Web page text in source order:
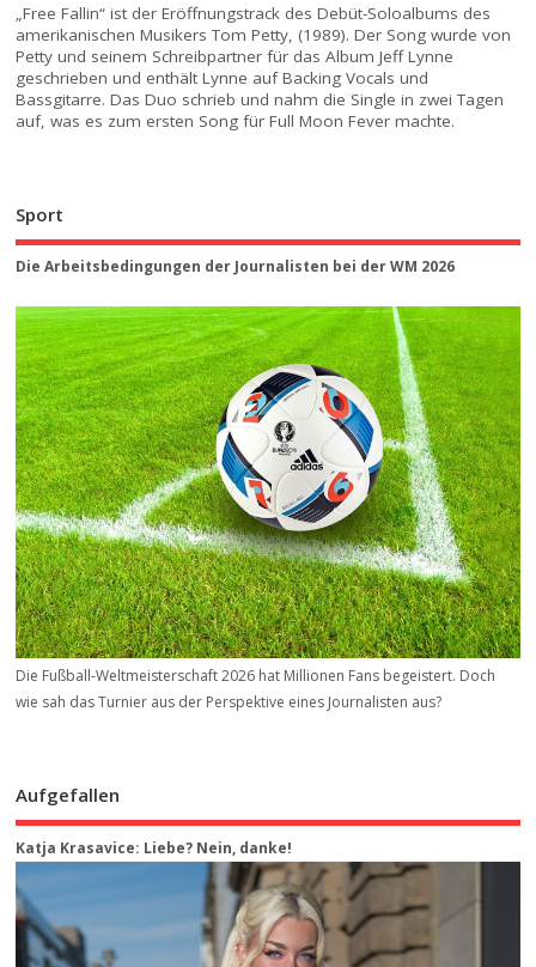
„Free Fallin“ ist der Eröffnungstrack des Debüt-Soloalbums des
amerikanischen Musikers Tom Petty, (1989). Der Song wurde von
Petty und seinem Schreibpartner für das Album Jeff Lynne
geschrieben und enthält Lynne auf Backing Vocals und
Bassgitarre. Das Duo schrieb und nahm die Single in zwei Tagen
auf, was es zum ersten Song für Full Moon Fever machte.
Sport
Die Arbeitsbedingungen der Journalisten bei der WM 2026
Die Fußball-Weltmeisterschaft 2026 hat Millionen Fans begeistert. Doch
wie sah das Turnier aus der Perspektive eines Journalisten aus?
Aufgefallen
Katja Krasavice: Liebe? Nein, danke!